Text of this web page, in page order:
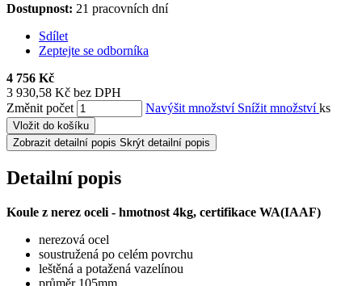
Dostupnost: 21 pracovních dní
Sdílet
Zeptejte se odborníka
4 756 Kč
3 930,58 Kč bez DPH
Změnit počet
Navýšit množství Snížit množstvíks
Vložit do košíku
Zobrazit detailní popis Skrýt detailní popis
Detailní popis
Koule z nerez oceli - hmotnost 4kg, certifikace WA(IAAF)
nerezová ocel
soustružená po celém povrchu
leštěná a potažená vazelínou
průměr 105mm